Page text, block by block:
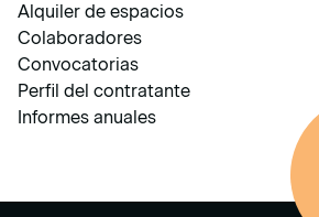
Alquiler de espacios
Colaboradores
Convocatorias
Perfil del contratante
Informes anuales